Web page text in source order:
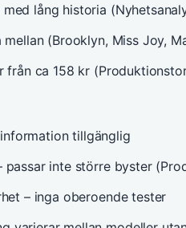
lång historia
(Brooklyn, Miss Joy,
från ca 158 kr
tillgänglig
passar inte större byster
– inga oberoende tester